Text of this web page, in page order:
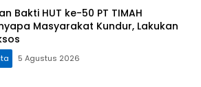
Bakti HUT ke-50 PT TIMAH
Masyarakat Kundur, Lakukan
5 Agustus 2026